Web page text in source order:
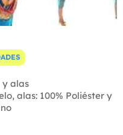
y alas
alas: 100% Poliéster y